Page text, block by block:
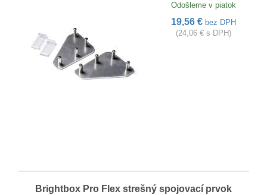
Odošleme v piatok
19,56 € bez DPH
(24,06 € s DPH)
Brightbox Pro Flex strešný spojovací prvok